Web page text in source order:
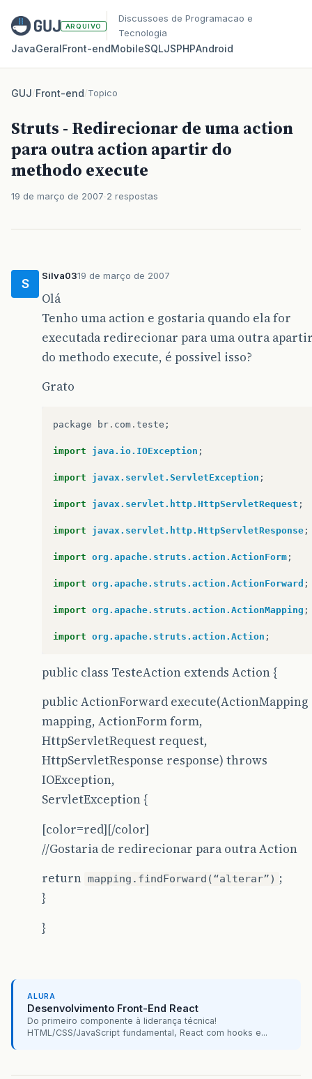
ARQUIVO
Discussoes de Programacao e
Tecnologia
JavaGeralFront‑endMobileSQLJSPHPAndroid
GUJ/Front-end/Topico
Struts - Redirecionar de uma action
para outra action apartir do
methodo execute
19 de março de 2007 2 respostas
S
Silva0319 de março de 2007
Olá
Tenho uma action e gostaria quando ela for
executada redirecionar para uma outra
do methodo execute, é possivel isso?
Grato
package br . com . teste ;
import java.io.IOException ;
import javax.servlet.ServletException ;
import javax.servlet.http.HttpServletRequest ;
import javax.servlet.http.HttpServletResponse ;
import org.apache.struts.action.ActionForm ;
import org.apache.struts.action.ActionForward ;
import org.apache.struts.action.ActionMapping ;
import org.apache.struts.action.Action ;
public class TesteAction extends Action {
public ActionForward execute(ActionMapping
mapping, ActionForm form,
HttpServletRequest request,
HttpServletResponse response) throws
IOException,
ServletException {
[color=red][/color]
//Gostaria de redirecionar para outra Action
return mapping.findForward(“alterar”) ;
}
}
ALURA
Desenvolvimento Front-End React
Do primeiro componente à liderança técnica!
HTML/CSS/JavaScript fundamental, React com hooks e...